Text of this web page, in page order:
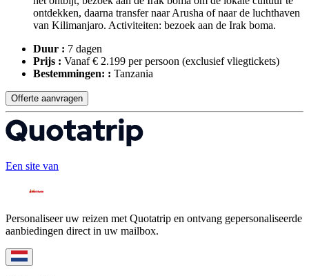
ontdekken, daarna transfer naar Arusha of naar de luchthaven
van Kilimanjaro. Activiteiten: bezoek aan de Irak boma.
Duur : 7 dagen
Prijs : Vanaf € 2.199 per persoon (exclusief vliegtickets)
Bestemmingen: : Tanzania
Offerte aanvragen
Een site van
Personaliseer uw reizen met Quotatrip en ontvang gepersonaliseerde
aanbiedingen direct in uw mailbox.